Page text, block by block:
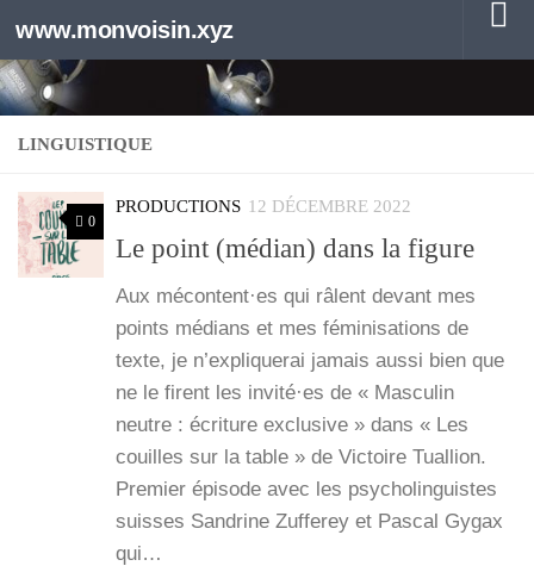
Au dessous du contenu
www.monvoisin.xyz
LINGUISTIQUE
0
PRODUCTIONS 12 DÉCEMBRE 2022
Le point (médian) dans la figure
Aux mécontent·es qui râlent devant mes
points médians et mes fémi­ni­sa­tions de
texte, je n’ex­pli­que­rai jamais aus­si bien que
ne le firent les invité·es de « Mas­cu­lin
neutre : écri­ture exclu­sive » dans « Les
couilles sur la table » de Vic­toire Tual­lion.
Pre­mier épi­sode avec les psy­cho­linguistes
suisses San­drine Zuf­fe­rey et Pas­cal Gygax
qui…